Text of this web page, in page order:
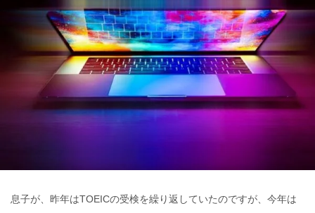
息子が、昨年はTOEICの受検を繰り返していたのですが、今年は